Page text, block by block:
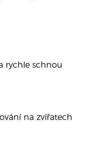
rychle schnou
na zvířatech